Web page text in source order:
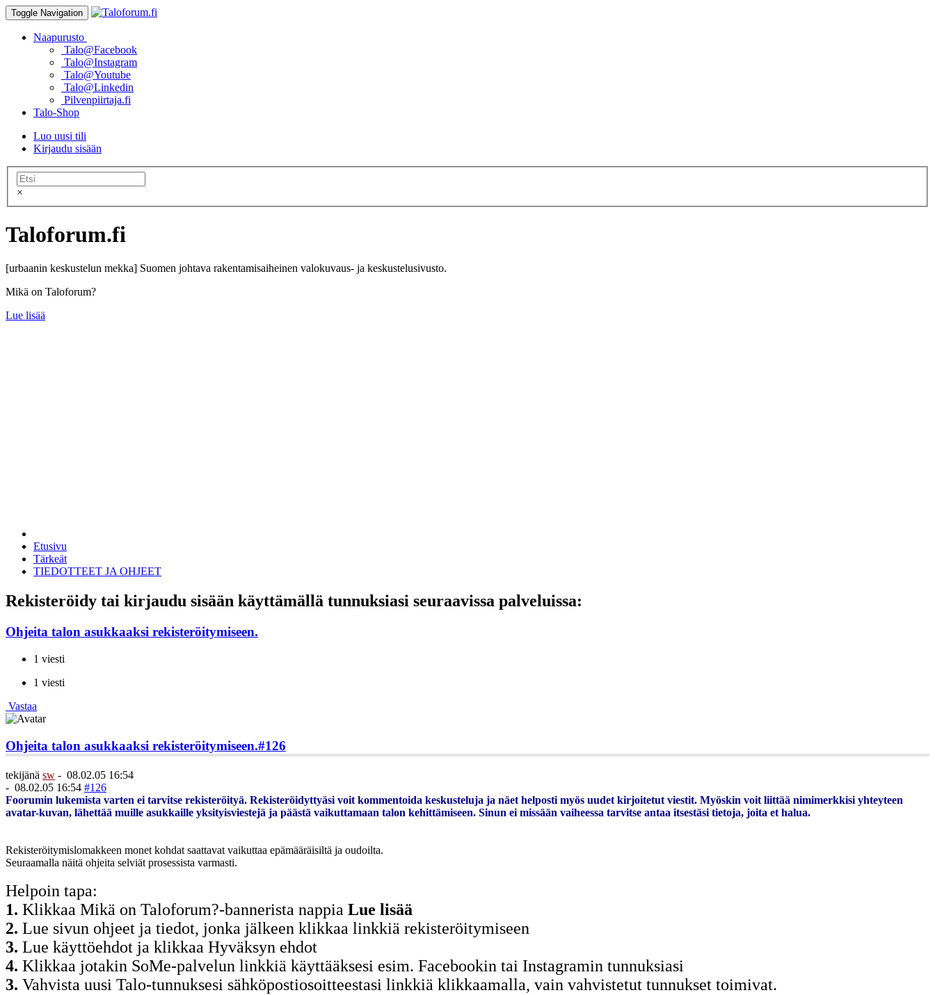
Toggle Navigation
Naapurusto
Talo@Facebook
Talo@Instagram
Talo@Youtube
Talo@Linkedin
Pilvenpiirtaja.fi
Talo-Shop
Luo uusi tili
Kirjaudu sisään
×
Taloforum.fi
[urbaanin keskustelun mekka] Suomen johtava rakentamisaiheinen valokuvaus- ja keskustelusivusto.
Mikä on Taloforum?
Lue lisää
Etusivu
Tärkeät
TIEDOTTEET JA OHJEET
Rekisteröidy tai kirjaudu sisään käyttämällä tunnuksiasi seuraavissa palveluissa:
Ohjeita talon asukkaaksi rekisteröitymiseen.
1 viesti
1 viesti
Vastaa
Ohjeita talon asukkaaksi rekisteröitymiseen.#126
tekijänä sw - 08.02.05 16:54
- 08.02.05 16:54 #126
Foorumin lukemista varten ei tarvitse rekisteröityä. Rekisteröidyttyäsi voit kommentoida keskusteluja ja näet helposti myös uudet kirjoitetut viestit. Myöskin voit liittää nimimerkkisi yhteyteen
avatar-kuvan, lähettää muille asukkaille yksityisviestejä ja päästä vaikuttamaan talon kehittämiseen. Sinun ei missään vaiheessa tarvitse antaa itsestäsi tietoja, joita et halua.
Rekisteröitymislomakkeen monet kohdat saattavat vaikuttaa epämääräisiltä ja oudoilta.
Seuraamalla näitä ohjeita selviät prosessista varmasti.
Helpoin tapa:
1. Klikkaa Mikä on Taloforum?-bannerista nappia Lue lisää
2. Lue sivun ohjeet ja tiedot, jonka jälkeen klikkaa linkkiä rekisteröitymiseen
3. Lue käyttöehdot ja klikkaa Hyväksyn ehdot
4. Klikkaa jotakin SoMe-palvelun linkkiä käyttääksesi esim. Facebookin tai Instagramin tunnuksiasi
3. Vahvista uusi Talo-tunnuksesi sähköpostiosoitteestasi linkkiä klikkaamalla, vain vahvistetut tunnukset toimivat.